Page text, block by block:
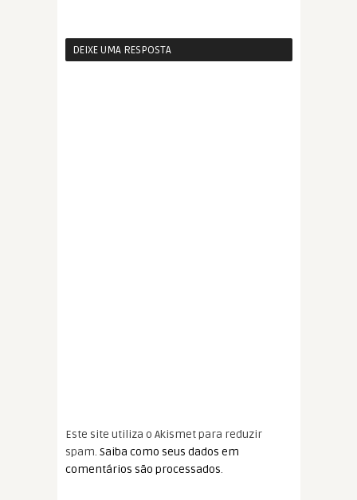
DEIXE UMA RESPOSTA
Este site utiliza o Akismet para reduzir
spam. Saiba como seus dados em
comentários são processados.